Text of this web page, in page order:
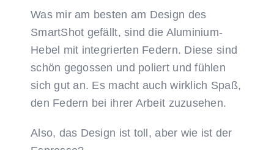
Was mir am besten am Design des
SmartShot gefällt, sind die Aluminium-
Hebel mit integrierten Federn. Diese sind
schön gegossen und poliert und fühlen
sich gut an. Es macht auch wirklich Spaß,
den Federn bei ihrer Arbeit zuzusehen.
Also, das Design ist toll, aber wie ist der